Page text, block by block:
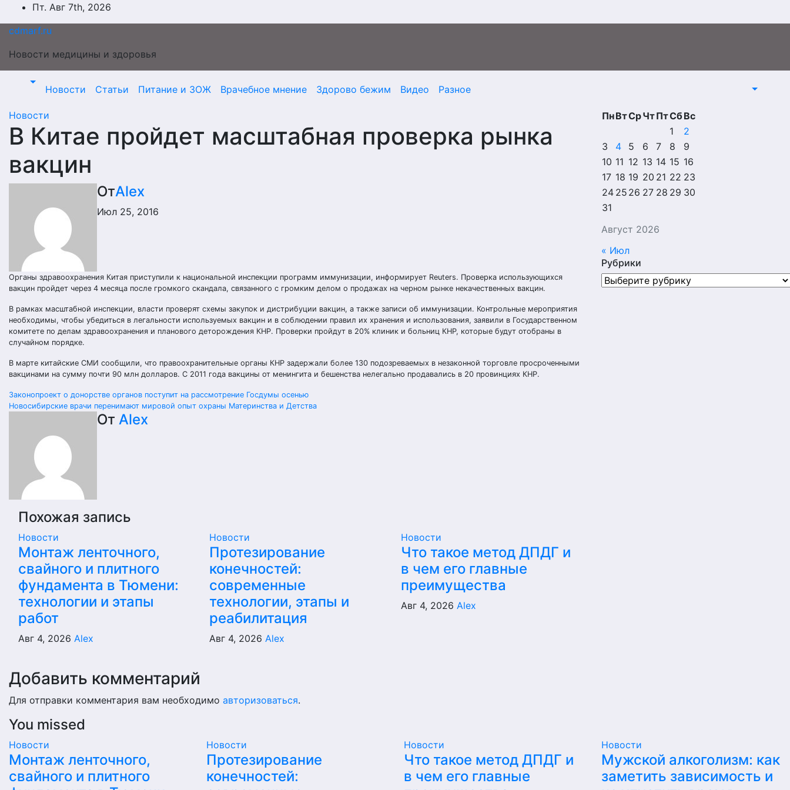
Перейти
к
содержимому
Пт. Авг 7th, 2026
cdmarf.ru
Новости медицины и здоровья
Новости Статьи Питание и ЗОЖ Врачебное мнение Здорово бежим Видео Разное
Новости
В Китае пройдет масштабная проверка рынка
вакцин
ОтAlex
Июл 25, 2016
Органы здравоохранения Китая приступили к национальной инспекции программ иммунизации, информирует Reuters. Проверка использующихся
вакцин пройдет через 4 месяца после громкого скандала, связанного с громким делом о продажах на черном рынке некачественных вакцин.
В рамках масштабной инспекции, власти проверят схемы закупок и дистрибуции вакцин, а также записи об иммунизации. Контрольные мероприятия
необходимы, чтобы убедиться в легальности используемых вакцин и в соблюдении правил их хранения и использования, заявили в Государственном
комитете по делам здравоохранения и планового деторождения КНР. Проверки пройдут в 20% клиник и больниц КНР, которые будут отобраны в
случайном порядке.
В марте китайские СМИ сообщили, что правоохранительные органы КНР задержали более 130 подозреваемых в незаконной торговле просроченными
вакцинами на сумму почти 90 млн долларов. С 2011 года вакцины от менингита и бешенства нелегально продавались в 20 провинциях КНР.
Навигация
записям
Законопроект о донорстве органов поступит на рассмотрение Госдумы осенью
Новосибирские врачи перенимают мировой опыт охраны Материнства и Детства
От Alex
Похожая запись
Новости
Монтаж ленточного,
свайного и плитного
фундамента в Тюмени:
технологии и этапы
работ
Авг 4, 2026 Alex
Новости
Протезирование
конечностей:
современные
технологии, этапы и
реабилитация
Авг 4, 2026Alex
Новости
Что такое метод ДПДГ и
в чем его главные
преимущества
Авг 4, 2026 Alex
Добавить комментарий
Для отправки комментария вам необходимо авторизоваться.
Август 2026
ПнВтСрЧтПтСбВс
1
2
3
4 5 6 7 8
9
10 11 12 13 14 15 16
17 18 19 20 21 22 23
24 25 26 27 28 29 30
31
« Июл
Рубрики
Рубрики
You missed
Новости
Монтаж ленточного,
свайного и плитного
Новости
Протезирование
конечностей:
Новости
Что такое метод ДПДГ и
в чем его главные
Новости
Мужской алкоголизм: как
заметить зависимость и